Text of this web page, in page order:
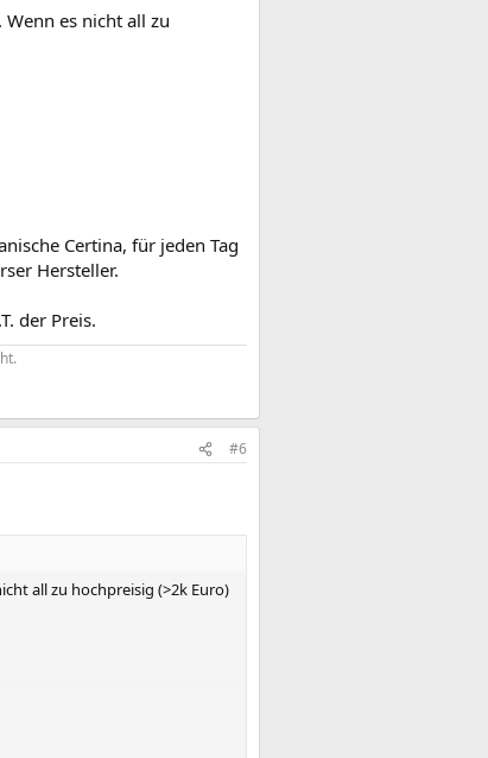
es nicht all zu
Certina, für jeden Tag
Hersteller.
der Preis.
#6
all zu hochpreisig (>2k Euro)